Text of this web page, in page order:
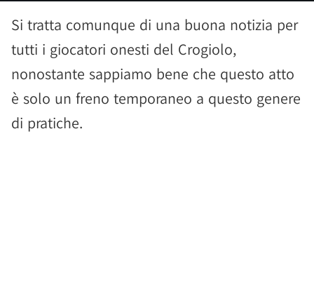
Si tratta comunque di una buona notizia per
tutti i giocatori onesti del Crogiolo,
nonostante sappiamo bene che questo atto
è solo un freno temporaneo a questo genere
di pratiche.